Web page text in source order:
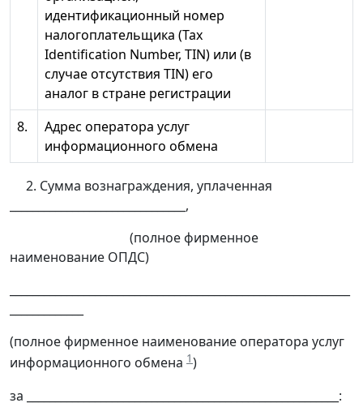
идентификационный номер
налогоплательщика (Tax
Identification Number, TIN) или (в
случае отсутствия TIN) его
аналог в стране регистрации
8.
Адрес оператора услуг
информационного обмена
2. Сумма вознаграждения, уплаченная
_______________________________,
(полное фирменное
наименование ОПДС)
(полное фирменное наименование оператора услуг
информационного обмена 1)
за _______________________________________________________: